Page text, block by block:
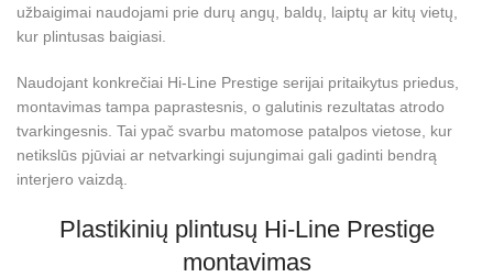
užbaigimai naudojami prie durų angų, baldų, laiptų ar kitų vietų,
kur plintusas baigiasi.
Naudojant konkrečiai Hi-Line Prestige serijai pritaikytus priedus,
montavimas tampa paprastesnis, o galutinis rezultatas atrodo
tvarkingesnis. Tai ypač svarbu matomose patalpos vietose, kur
netikslūs pjūviai ar netvarkingi sujungimai gali gadinti bendrą
interjero vaizdą.
Plastikinių plintusų Hi-Line Prestige
montavimas